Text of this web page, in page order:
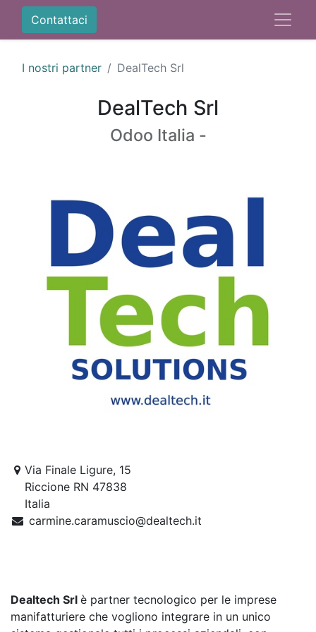
Contattaci
I nostri partner DealTech Srl
DealTech Srl
Odoo Italia -
Via Finale Ligure, 15
Riccione RN 47838
Italia
carmine.caramuscio@dealtech.it
Dealtech Srl è partner tecnologico per le imprese
manifatturiere che vogliono integrare in un unico